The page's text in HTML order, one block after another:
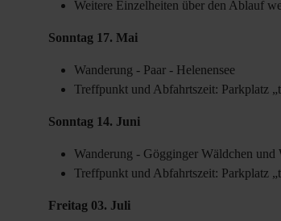
Weitere Einzelheiten über den Ablauf
Sonntag 17. Mai
Wanderung - Paar - Helenensee
Treffpunkt und Abfahrtszeit: Parkplatz
Sonntag 14. Juni
Wanderung - Gögginger Wäldchen und
Treffpunkt und Abfahrtszeit: Parkplatz
Freitag 03. Juli